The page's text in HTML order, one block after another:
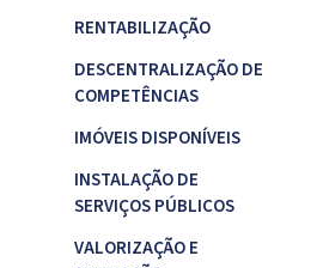
RENTABILIZAÇÃO
DESCENTRALIZAÇÃO DE
COMPETÊNCIAS
IMÓVEIS DISPONÍVEIS
INSTALAÇÃO DE
SERVIÇOS PÚBLICOS
VALORIZAÇÃO E